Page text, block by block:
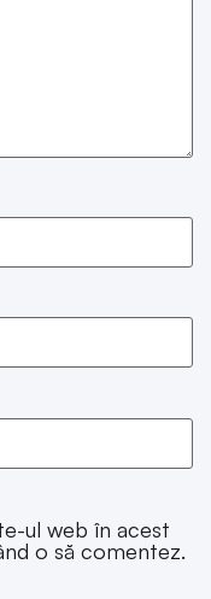
ul web în acest
o să comentez.